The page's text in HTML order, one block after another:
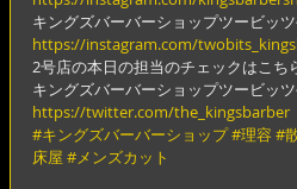
キングズバーバーショップツービッ
https://instagram.com/
2号店の本日の担当のチェックはこち
キングズバーバーショップツービッ
https://twitter.com/the_kingsbarber
#キングズバーバーショップ#理容 #
床屋 #メンズカット